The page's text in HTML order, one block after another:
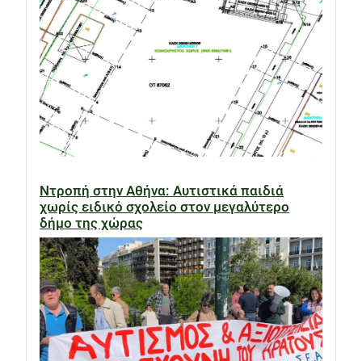
Ντροπή στην Αθήνα: Αυτιστικά παιδιά
χωρίς ειδικό σχολείο στον μεγαλύτερο
δήμο της χώρας